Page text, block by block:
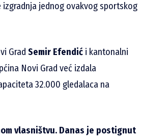
izgradnja jednog ovakvog sportskog
Grad Semir Efendić i kantonalni
Novi Grad već izdala
32.000 gledalaca na
vlasništvu. Danas je postignut